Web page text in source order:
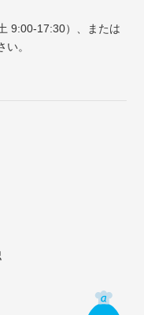
9:00-17:30）、または
い。